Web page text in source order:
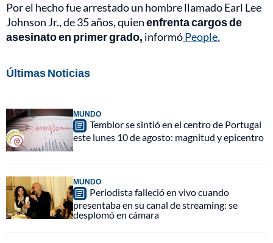
Por el hecho fue arrestado un hombre llamado Earl Lee
Johnson Jr., de 35 años, quienenfrenta cargos de
asesinato en primer grado, informóPeople.
Últimas Noticias
MUNDO
Temblor se sintió en el centro de Portugal
este lunes 10 de agosto: magnitud y epicentro
MUNDO
Periodista falleció en vivo cuando
presentaba en su canal de streaming: se
desplomó en cámara